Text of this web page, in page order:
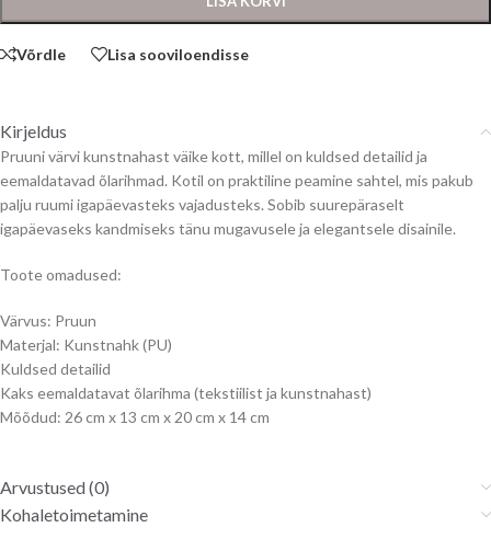
Võrdle Lisa sooviloendisse
Kirjeldus
Pruuni värvi kunstnahast väike kott, millel on kuldsed detailid ja
eemaldatavad õlarihmad. Kotil on praktiline peamine sahtel, mis pakub
palju ruumi igapäevasteks vajadusteks. Sobib suurepäraselt
igapäevaseks kandmiseks tänu mugavusele ja elegantsele disainile.
Toote omadused:
Värvus: Pruun
Materjal: Kunstnahk (PU)
Kuldsed detailid
Kaks eemaldatavat õlarihma (tekstiilist ja kunstnahast)
Mõõdud: 26 cm x 13 cm x 20 cm x 14 cm
Arvustused (0)
Kohaletoimetamine